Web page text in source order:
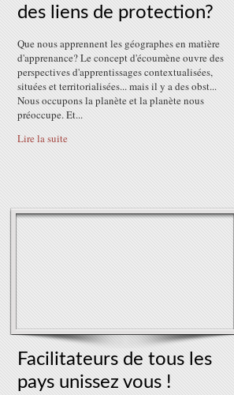
des liens de protection?
Que nous apprennent les géographes en matière
d'apprenance? Le concept d'écoumène ouvre des
perspectives d'apprentissages contextualisées,
situées et territorialisées... mais il y a des obst...
Nous occupons la planète et la planète nous
préoccupe. Et...
Lire la suite
Facilitateurs de tous les
pays unissez vous !